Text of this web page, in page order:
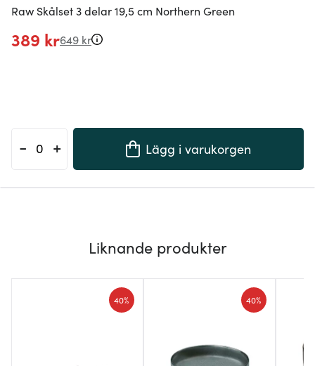
Raw Skålset 3 delar 19,5 cm Northern Green
389 kr649 kr
- + Lägg i varukorgen
Liknande produkter
40% 40%